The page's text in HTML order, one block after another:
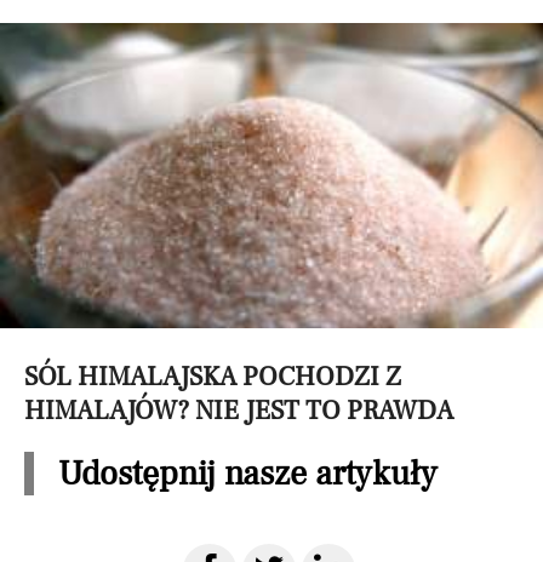
SÓL HIMALAJSKA POCHODZI Z
HIMALAJÓW? NIE JEST TO PRAWDA
Udostępnij nasze artykuły